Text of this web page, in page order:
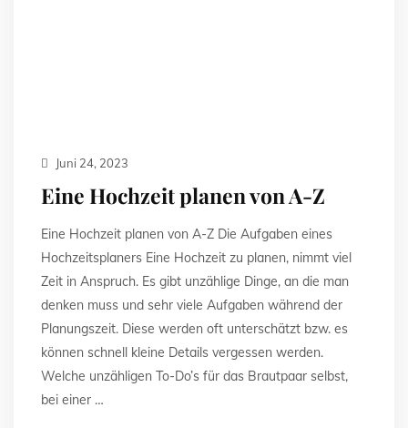
Juni 24, 2023
Eine Hochzeit planen von A-Z
Eine Hochzeit planen von A-Z Die Aufgaben eines
Hochzeitsplaners Eine Hochzeit zu planen, nimmt viel
Zeit in Anspruch. Es gibt unzählige Dinge, an die man
denken muss und sehr viele Aufgaben während der
Planungszeit. Diese werden oft unterschätzt bzw. es
können schnell kleine Details vergessen werden.
Welche unzähligen To-Do’s für das Brautpaar selbst,
bei einer …